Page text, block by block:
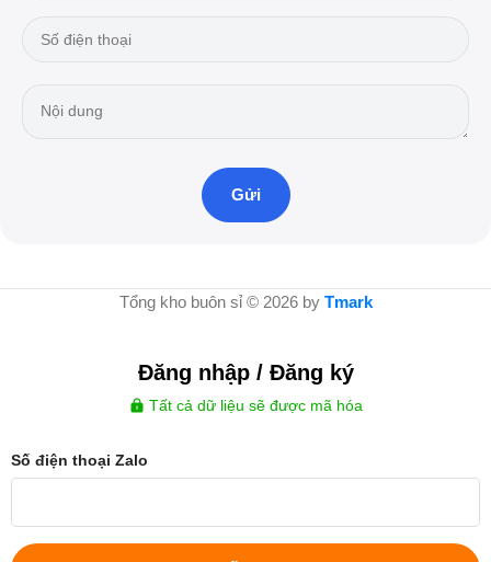
Tổng kho buôn sỉ © 2026 by Tmark
Đăng nhập / Đăng ký
Tất cả dữ liệu sẽ được mã hóa
Số điện thoại Zalo